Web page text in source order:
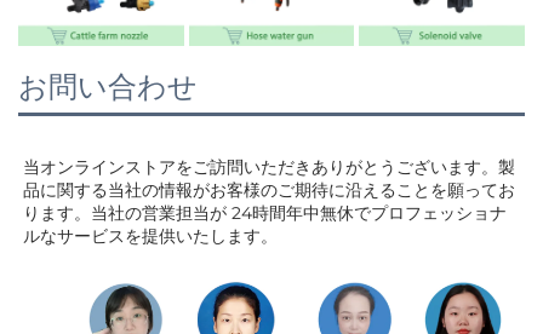
お問い合わせ
当オンラインストアをご訪問いただきありがとうございます。製
品に関する当社の情報がお客様のご期待に沿えることを願ってお
ります。当社の営業担当が 24時間年中無休でプロフェッショナ
ルなサービスを提供いたします。